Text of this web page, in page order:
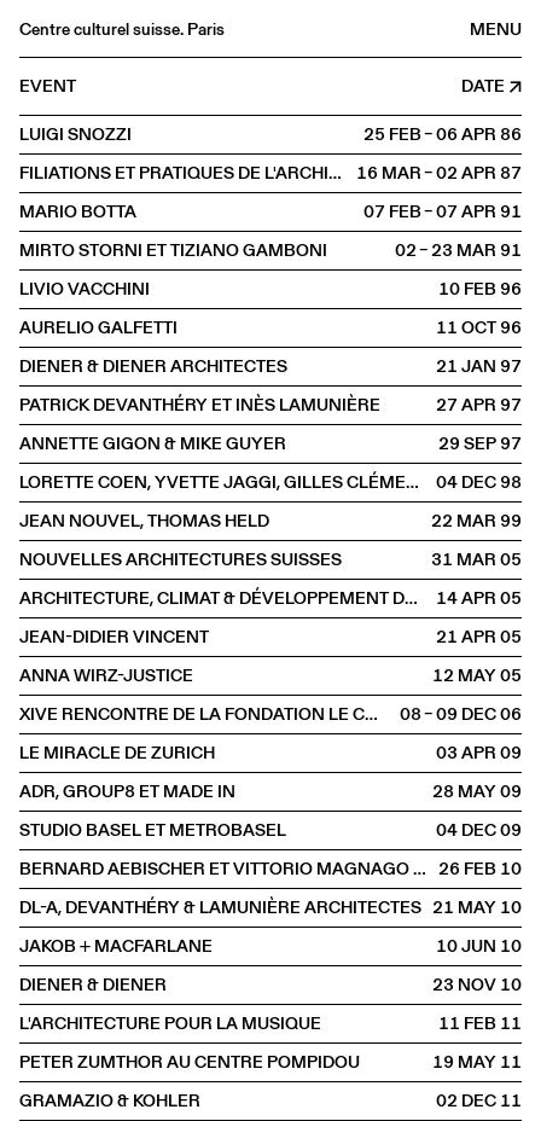
MENU
Centre culturel suisse. Paris
Agenda
Bookshop
Buvette
Archives
Medias
Publications
About
FR/EN
SPOKEN Architecture
EVENT
DATE
LUIGI SNOZZI
25 FEB – 06 APR1986
FILIATIONS ET PRATIQUES DE L'ARCHITECTURE CONTEMPORAINE EN SUISSE
16 MAR – 02 APR1987
MARIO BOTTA
07 FEB – 07 APR1991
MIRTO STORNI ET TIZIANO GAMBONI
02 – 23 MAR1991
LIVIO VACCHINI
10 FEB1996
AURELIO GALFETTI
11 OCT1996
DIENER & DIENER ARCHITECTES
21 JAN1997
PATRICK DEVANTHÉRY ET INÈS LAMUNIÈRE
27 APR1997
ANNETTE GIGON & MIKE GUYER
29 SEP1997
LORETTE COEN, YVETTE JAGGI, GILLES CLÉMENT, PIERRE-FRANÇOIS MOURIER
04 DEC1998
JEAN NOUVEL, THOMAS HELD
22 MAR1999
NOUVELLES ARCHITECTURES SUISSES
31 MAR2005
ARCHITECTURE, CLIMAT & DÉVELOPPEMENT DURABLE
14 APR2005
JEAN-DIDIER VINCENT
21 APR2005
ANNA WIRZ-JUSTICE
12 MAY2005
XIVE RENCONTRE DE LA FONDATION LE CORBUSIER
08 – 09 DEC2006
LE MIRACLE DE ZURICH
03 APR2009
ADR, GROUP8 ET MADE IN
28 MAY2009
STUDIO BASEL ET METROBASEL
04 DEC2009
BERNARD AEBISCHER ET VITTORIO MAGNAGO LAMPUGNANI 26 FEB2010
DL-A, DEVANTHÉRY & LAMUNIÈRE ARCHITECTES 21 MAY2010
JAKOB + MACFARLANE
10 JUN2010
DIENER & DIENER
23 NOV2010
L'ARCHITECTURE POUR LA MUSIQUE
11 FEB2011
PETER ZUMTHOR AU CENTRE POMPIDOU
19 MAY2011
GRAMAZIO & KOHLER
02 DEC2011